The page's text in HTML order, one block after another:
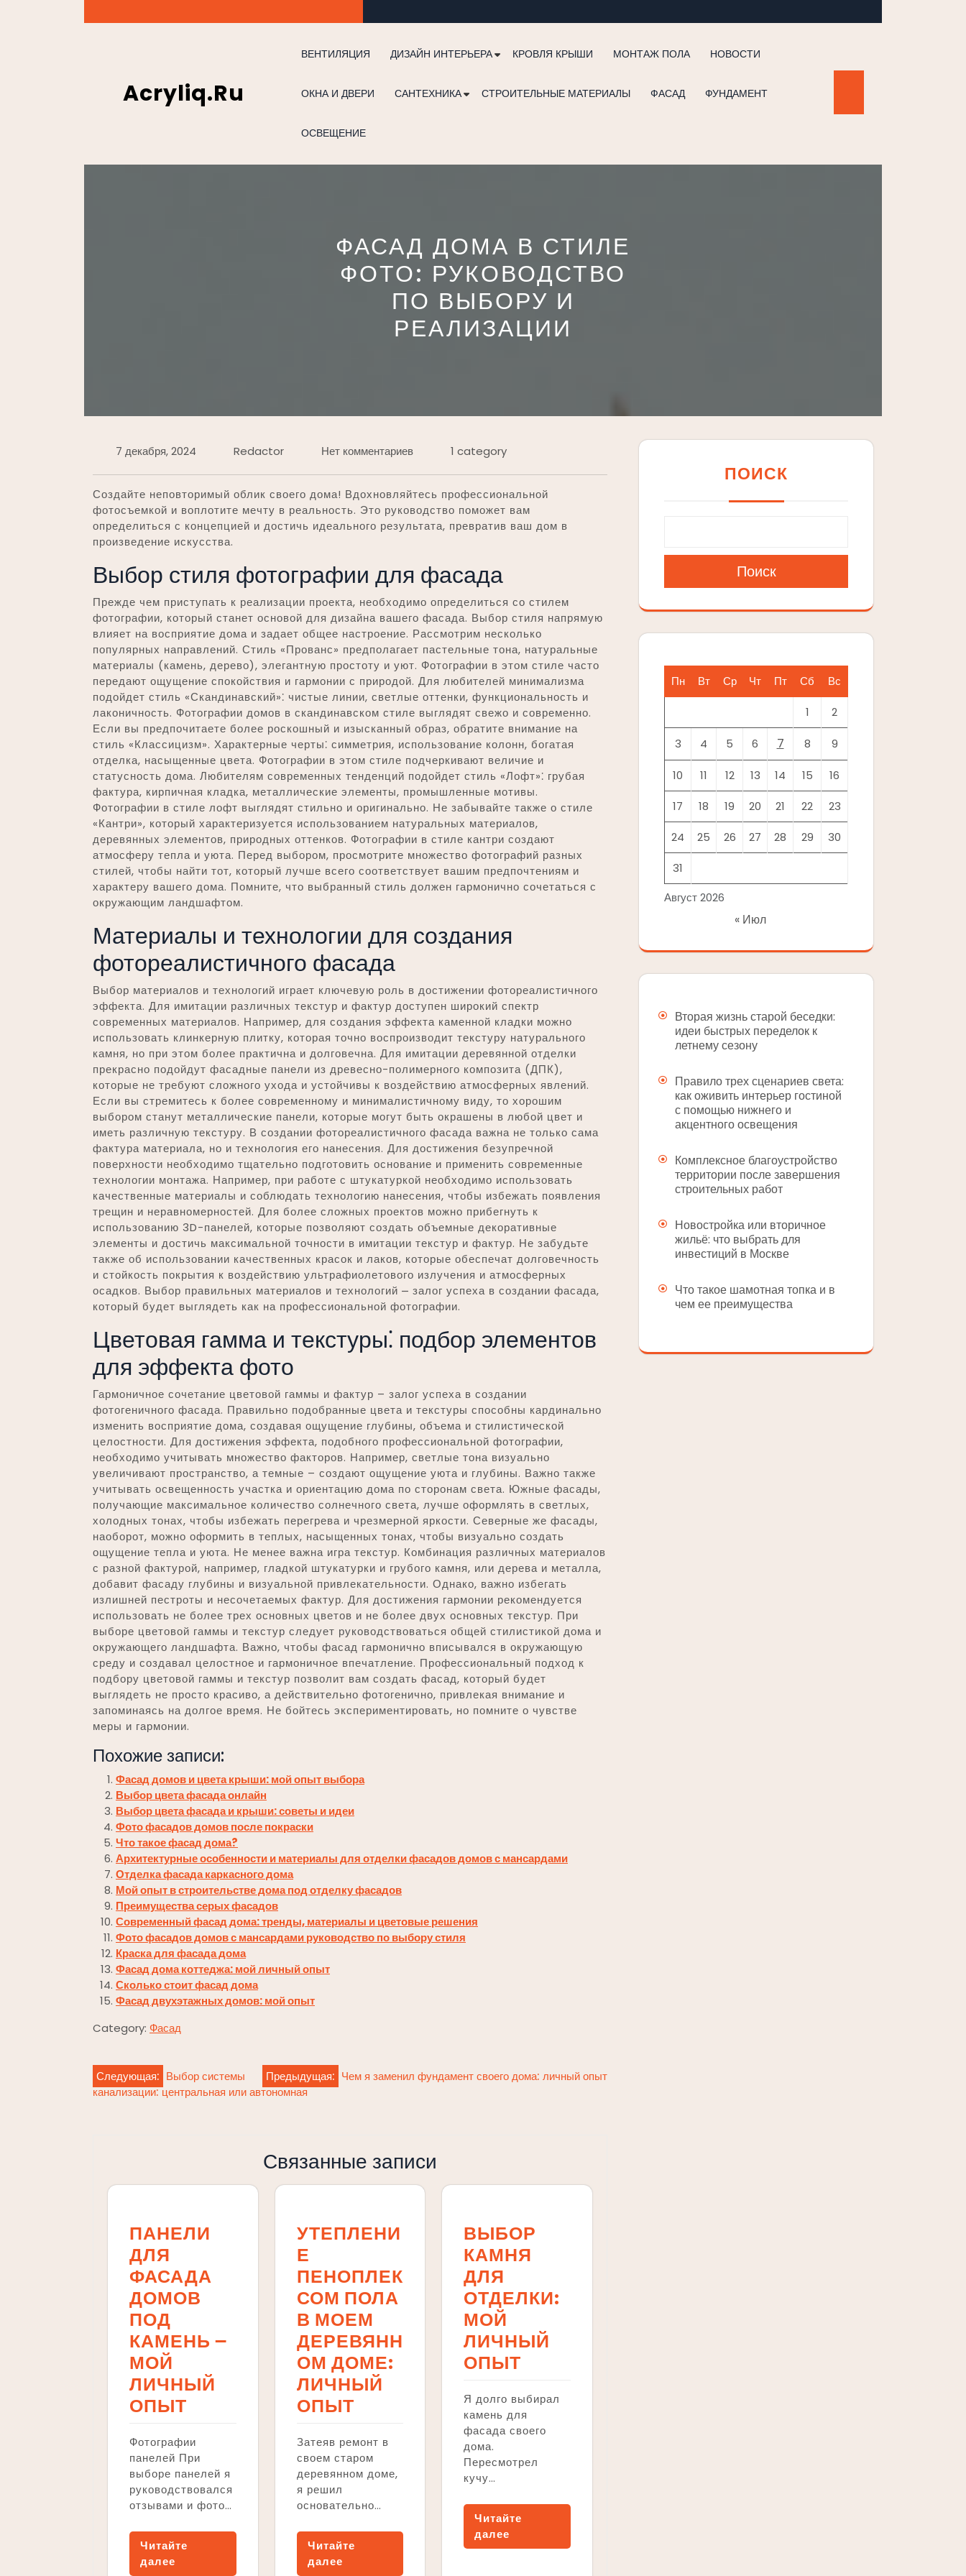
к
Acryliq.ru
ВЕНТИЛЯЦИЯ ДИЗАЙН ИНТЕРЬЕРА КРОВЛЯ КРЫШИ МОНТАЖ ПОЛА НОВОСТИ
ОКНА И ДВЕРИ САНТЕХНИКА СТРОИТЕЛЬНЫЕ МАТЕРИАЛЫ ФАСАД ФУНДАМЕНТ
ОСВЕЩЕНИЕ
ФАСАД ДОМА В СТИЛЕ
ФОТО: РУКОВОДСТВО
ПО ВЫБОРУ И
РЕАЛИЗАЦИИ
7 декабря, 2024 Redactor Нет комментариев 1 category
Создайте неповторимый облик своего дома! Вдохновляйтесь профессиональной
фотосъемкой и воплотите мечту в реальность. Это руководство поможет вам
определиться с концепцией и достичь идеального результата, превратив ваш дом в
произведение искусства.
Выбор стиля фотографии для фасада
Прежде чем приступать к реализации проекта, необходимо определиться со стилем
фотографии, который станет основой для дизайна вашего фасада. Выбор стиля напрямую
влияет на восприятие дома и задает общее настроение. Рассмотрим несколько
популярных направлений. Стиль «Прованс» предполагает пастельные тона, натуральные
материалы (камень, дерево), элегантную простоту и уют. Фотографии в этом стиле часто
передают ощущение спокойствия и гармонии с природой. Для любителей минимализма
подойдет стиль «Скандинавский»⁚ чистые линии, светлые оттенки, функциональность и
лаконичность. Фотографии домов в скандинавском стиле выглядят свежо и современно.
Если вы предпочитаете более роскошный и изысканный образ, обратите внимание на
стиль «Классицизм». Характерные черты⁚ симметрия, использование колонн, богатая
отделка, насыщенные цвета. Фотографии в этом стиле подчеркивают величие и
статусность дома. Любителям современных тенденций подойдет стиль «Лофт»⁚ грубая
фактура, кирпичная кладка, металлические элементы, промышленные мотивы.
Фотографии в стиле лофт выглядят стильно и оригинально. Не забывайте также о стиле
«Кантри», который характеризуется использованием натуральных материалов,
деревянных элементов, природных оттенков. Фотографии в стиле кантри создают
атмосферу тепла и уюта. Перед выбором, просмотрите множество фотографий разных
стилей, чтобы найти тот, который лучше всего соответствует вашим предпочтениям и
характеру вашего дома. Помните, что выбранный стиль должен гармонично сочетаться с
окружающим ландшафтом.
Материалы и технологии для создания
фотореалистичного фасада
Выбор материалов и технологий играет ключевую роль в достижении фотореалистичного
эффекта. Для имитации различных текстур и фактур доступен широкий спектр
современных материалов. Например, для создания эффекта каменной кладки можно
использовать клинкерную плитку, которая точно воспроизводит текстуру натурального
камня, но при этом более практична и долговечна. Для имитации деревянной отделки
прекрасно подойдут фасадные панели из древесно-полимерного композита (ДПК),
которые не требуют сложного ухода и устойчивы к воздействию атмосферных явлений.
Если вы стремитесь к более современному и минималистичному виду, то хорошим
выбором станут металлические панели, которые могут быть окрашены в любой цвет и
иметь различную текстуру. В создании фотореалистичного фасада важна не только сама
фактура материала, но и технология его нанесения. Для достижения безупречной
поверхности необходимо тщательно подготовить основание и применить современные
технологии монтажа. Например, при работе с штукатуркой необходимо использовать
качественные материалы и соблюдать технологию нанесения, чтобы избежать появления
трещин и неравномерностей. Для более сложных проектов можно прибегнуть к
использованию 3D-панелей, которые позволяют создать объемные декоративные
элементы и достичь максимальной точности в имитации текстур и фактур. Не забудьте
также об использовании качественных красок и лаков, которые обеспечат долговечность
и стойкость покрытия к воздействию ультрафиолетового излучения и атмосферных
осадков. Выбор правильных материалов и технологий ⎼ залог успеха в создании фасада,
который будет выглядеть как на профессиональной фотографии.
Цветовая гамма и текстуры⁚ подбор элементов
для эффекта фото
Гармоничное сочетание цветовой гаммы и фактур – залог успеха в создании
фотогеничного фасада. Правильно подобранные цвета и текстуры способны кардинально
изменить восприятие дома, создавая ощущение глубины, объема и стилистической
целостности. Для достижения эффекта, подобного профессиональной фотографии,
необходимо учитывать множество факторов. Например, светлые тона визуально
увеличивают пространство, а темные – создают ощущение уюта и глубины. Важно также
учитывать освещенность участка и ориентацию дома по сторонам света. Южные фасады,
получающие максимальное количество солнечного света, лучше оформлять в светлых,
холодных тонах, чтобы избежать перегрева и чрезмерной яркости. Северные же фасады,
наоборот, можно оформить в теплых, насыщенных тонах, чтобы визуально создать
ощущение тепла и уюта. Не менее важна игра текстур. Комбинация различных материалов
с разной фактурой, например, гладкой штукатурки и грубого камня, или дерева и металла,
добавит фасаду глубины и визуальной привлекательности. Однако, важно избегать
излишней пестроты и несочетаемых фактур. Для достижения гармонии рекомендуется
использовать не более трех основных цветов и не более двух основных текстур. При
выборе цветовой гаммы и текстур следует руководствоваться общей стилистикой дома и
окружающего ландшафта. Важно, чтобы фасад гармонично вписывался в окружающую
среду и создавал целостное и гармоничное впечатление. Профессиональный подход к
подбору цветовой гаммы и текстур позволит вам создать фасад, который будет
выглядеть не просто красиво, а действительно фотогенично, привлекая внимание и
запоминаясь на долгое время. Не бойтесь экспериментировать, но помните о чувстве
меры и гармонии.
Похожие записи:
Фасад домов и цвета крыши: мой опыт выбора
Выбор цвета фасада онлайн
Выбор цвета фасада и крыши: советы и идеи
Фото фасадов домов после покраски
Что такое фасад дома?
Архитектурные особенности и материалы для отделки фасадов домов с мансардами
Отделка фасада каркасного дома
Мой опыт в строительстве дома под отделку фасадов
Преимущества серых фасадов
Современный фасад дома: тренды, материалы и цветовые решения
Фото фасадов домов с мансардами руководство по выбору стиля
Краска для фасада дома
Фасад дома коттеджа: мой личный опыт
Сколько стоит фасад дома
Фасад двухэтажных домов: мой опыт
Category: Фасад
Навигация
Предыдущая: Чем я заменил фундамент своего дома: личный опыт
Следующая: Выбор системы
канализации: центральная или автономная
Связанные записи
ПАНЕЛИ
ДЛЯ
ФАСАДА
ДОМОВ
ПОД
КАМЕНЬ ౼
МОЙ
ЛИЧНЫЙ
ОПЫТ
Фотографии
панелей При
выборе панелей я
руководствовался
отзывами и фото…
Читайте
далее
УТЕПЛЕНИ
Е
ПЕНОПЛЕК
СОМ ПОЛА
В МОЕМ
ДЕРЕВЯНН
ОМ ДОМЕ:
ЛИЧНЫЙ
ОПЫТ
Затеяв ремонт в
своем старом
деревянном доме,
я решил
основательно…
Читайте
далее
ВЫБОР
КАМНЯ
ДЛЯ
ОТДЕЛКИ:
МОЙ
ЛИЧНЫЙ
ОПЫТ
Я долго выбирал
камень для
фасада своего
дома.
Пересмотрел
кучу…
Читайте
далее
ПОИСК
Поиск
Август 2026
Пн Вт Ср Чт Пт Сб Вс
1 2
3 4 5 6 7 8 9
10 11 12 13 14 15 16
17 18 19 20 21 22 23
24 25 26 27 28 29 30
31
« Июл
Вторая жизнь старой беседки:
идеи быстрых переделок к
летнему сезону
Правило трех сценариев света:
как оживить интерьер гостиной
с помощью нижнего и
акцентного освещения
Комплексное благоустройство
территории после завершения
строительных работ
Новостройка или вторичное
жильё: что выбрать для
инвестиций в Москве
Что такое шамотная топка и в
чем ее преимущества